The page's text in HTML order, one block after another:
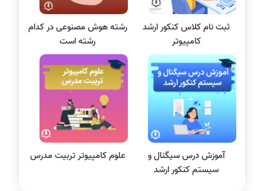
بلاکچین
پایگاه داده
الکترونیک دیجیتال
سیستم عامل
نظریه زبانها
سیگنال و سیستمها
ثبت نام کلاس کنکور ارشد
کامپیوتر
رشته هوش مصنوعی در کدام
رشته است
آموزش درس سیگنال و
سیستم کنکور ارشد
علوم کامپیوتر تربیت مدرس